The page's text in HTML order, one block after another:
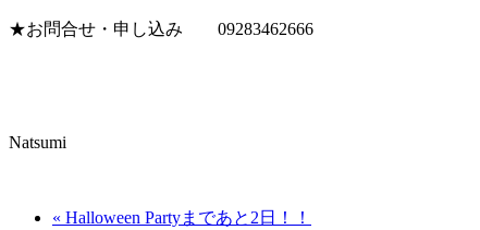
★お問合せ・申し込み 09283462666
Natsumi
« Halloween Partyまであと2日！！